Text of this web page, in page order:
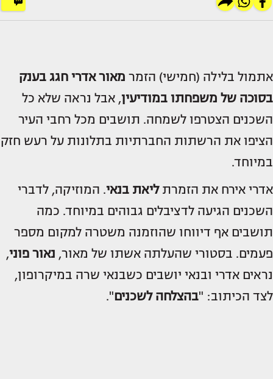
אתמול בלילה (חמישי) הזמר מאור אדרי חגג בענק
בסוכה של משפחתו במודיעין, אבל נראה שלא כל
השכנים הצטרפו לשמחה. תושבים מכל רחבי העיר
הציפו את הרשתות החברתיות בתלונות על רעש חזק
במיוחד.
אדרי אירח את הזמרתליאת בנאי. המוזיקה, לדברי
השכנים הגיעה לדציבלים גבוהים במיוחד. כמה
תושבים אף דיווחו שהוזמנה משטרה למקום מספר
פעמים. בסטורי שהעלתה אשתו של מאור, נאור פוני,
נראים אדרי ובנאי יושבים כשבנאי שרה במיקרופון,
לצד הכיתוב: "בהצלחה לשכנים".